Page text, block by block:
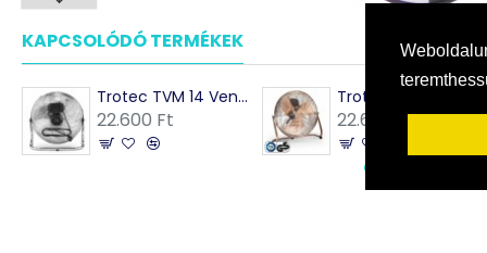
KAPCSOLÓDÓ TERMÉKEK MÁSOK EZEKET
Trotec TVM 14 Ventilátor
22.600 Ft 22.600 Ft